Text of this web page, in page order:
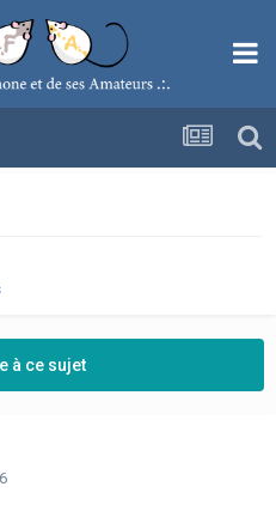
à ce sujet